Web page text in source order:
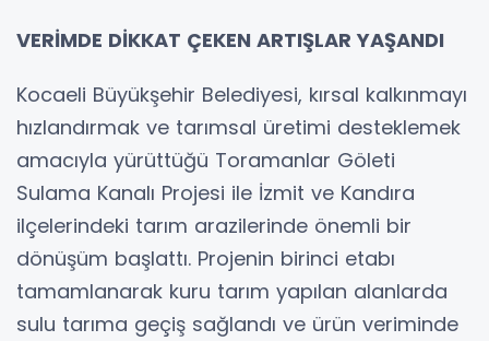
VERİMDE DİKKAT ÇEKEN ARTIŞLAR YAŞANDI
Kocaeli Büyükşehir Belediyesi, kırsal kalkınmayı
hızlandırmak ve tarımsal üretimi desteklemek
amacıyla yürüttüğü Toramanlar Göleti
Sulama Kanalı Projesi ile İzmit ve Kandıra
ilçelerindeki tarım arazilerinde önemli bir
dönüşüm başlattı. Projenin birinci etabı
tamamlanarak kuru tarım yapılan alanlarda
sulu tarıma geçiş sağlandı ve ürün veriminde